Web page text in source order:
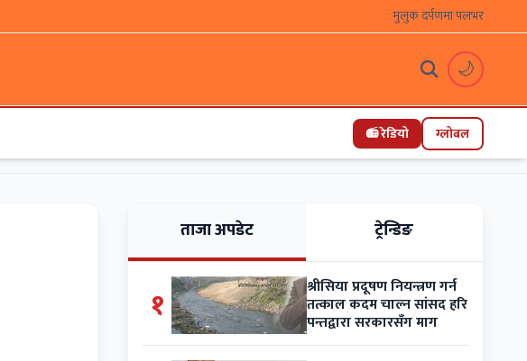
मुलुक दर्पणमा पलभर
🌙
📻 रेडियो ग्लोबल
ताजा अपडेट ट्रेन्डिङ
१ श्रीसिया प्रदूषण नियन्त्रण गर्न
तत्काल कदम चाल्न सांसद हरि
पन्तद्वारा सरकारसँग माग